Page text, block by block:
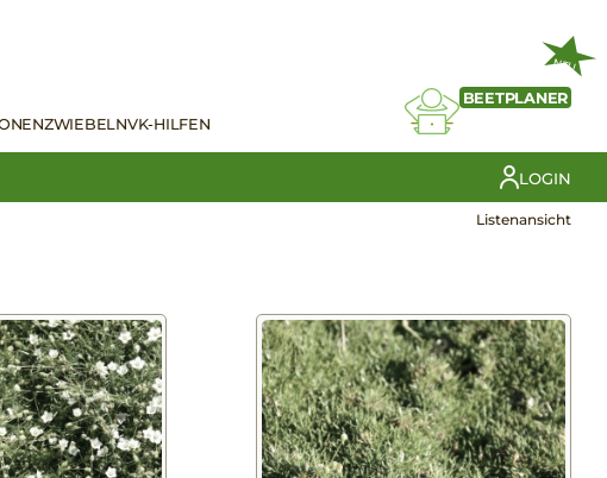
ZWIEBELNVK-HILFEN
NEU
BEETPLANER
LOGIN
Listenansicht